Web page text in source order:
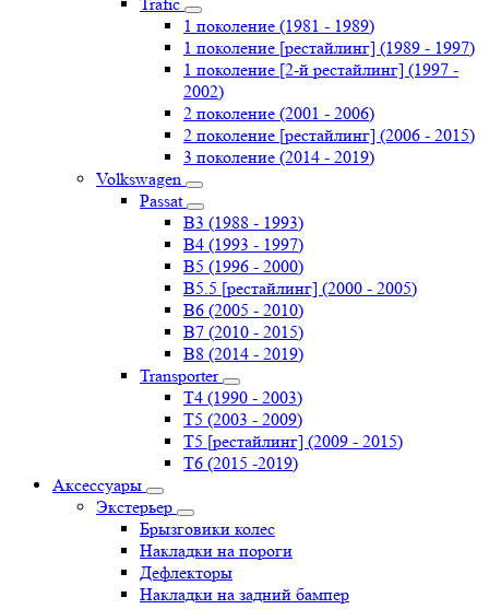
1 поколение (1981 - 1989)
1 поколение [рестайлинг] (1989 - 1997)
1 поколение [2-й рестайлинг] (1997 -
2002)
2 поколение (2001 - 2006)
2 поколение [рестайлинг] (2006 - 2015)
3 поколение (2014 - 2019)
Volkswagen
Passat
B3 (1988 - 1993)
B4 (1993 - 1997)
B5 (1996 - 2000)
B5.5 [рестайлинг] (2000 - 2005)
B6 (2005 - 2010)
B7 (2010 - 2015)
B8 (2014 - 2019)
Transporter
Т4 (1990 - 2003)
Т5 (2003 - 2009)
Т5 [рестайлинг] (2009 - 2015)
Т6 (2015 -2019)
Аксессуары
Экстерьер
Брызговики колес
Накладки на пороги
Дефлекторы
Накладки на задний бампер